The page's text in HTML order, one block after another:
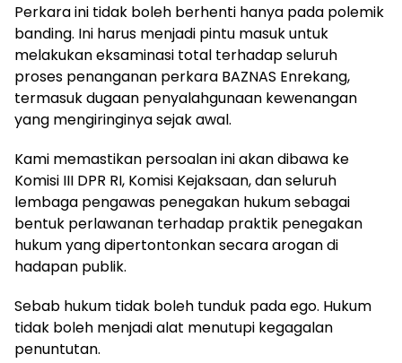
Perkara ini tidak boleh berhenti hanya pada polemik
banding. Ini harus menjadi pintu masuk untuk
melakukan eksaminasi total terhadap seluruh
proses penanganan perkara BAZNAS Enrekang,
termasuk dugaan penyalahgunaan kewenangan
yang mengiringinya sejak awal.
Kami memastikan persoalan ini akan dibawa ke
Komisi III DPR RI, Komisi Kejaksaan, dan seluruh
lembaga pengawas penegakan hukum sebagai
bentuk perlawanan terhadap praktik penegakan
hukum yang dipertontonkan secara arogan di
hadapan publik.
Sebab hukum tidak boleh tunduk pada ego. Hukum
tidak boleh menjadi alat menutupi kegagalan
penuntutan.